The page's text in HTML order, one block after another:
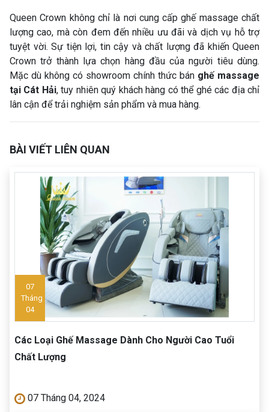
Queen Crown không chỉ là nơi cung cấp ghế massage chất
lượng cao, mà còn đem đến nhiều ưu đãi và dịch vụ hỗ trợ
tuyệt vời. Sự tiện lợi, tin cậy và chất lượng đã khiến Queen
Crown trở thành lựa chọn hàng đầu của người tiêu dùng.
Mặc dù không có showroom chính thức bán ghế massage
tại Cát Hải, tuy nhiên quý khách hàng có thể ghé các địa chỉ
lân cận để trải nghiệm sản phẩm và mua hàng.
BÀI VIẾT LIÊN QUAN
07
Tháng
04
Các Loại Ghế Massage Dành Cho Người Cao Tuổi
Chất Lượng
07 Tháng 04, 2024